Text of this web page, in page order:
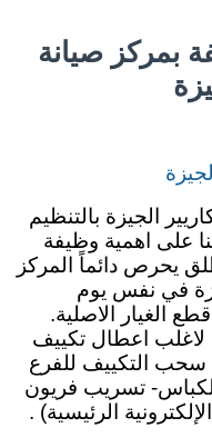
بمركز صيانة
الجيزة بالتنظيم
على اهمية وظيفة
يحرص دائماً المركز
في نفس يوم
الغيار الاصلية.
لاغلب اعطال تكييف
سحب التكييف للفرع
تسريب فريون
الرئيسية) .